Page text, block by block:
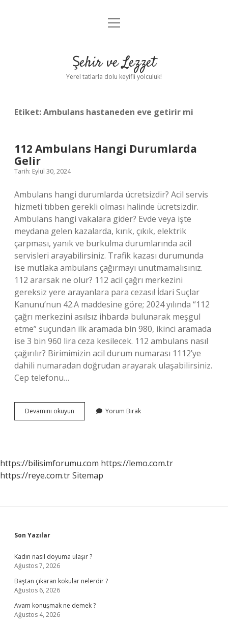
Anasayfa
Yasal Uyarı
menüyü
Şehir ve Lezzet
Yerel tatlarla dolu keyifli yolculuk!
Etiket:Ambulans hastaneden eve getirir mi
112 Ambulans Hangi Durumlarda
Gelir
Tarih: Eylül 30, 2024
Ambulans hangi durumlarda ücretsizdir? Acil servis
hizmeti tıbben gerekli olması halinde ücretsizdir.
Ambulans hangi vakalara gider? Evde veya işte
meydana gelen kazalarda, kırık, çıkık, elektrik
çarpması, yanık ve burkulma durumlarında acil
servisleri arayabilirsiniz. Trafik kazası durumunda
ise mutlaka ambulans çağırmayı unutmamalısınız.
112 ararsak ne olur? 112 acil çağrı merkezini
gereksiz yere arayanlara para cezası! İdari Suçlar
Kanunu’nun 42.A maddesine göre; 2024 yılında “112
çağrı merkezini asılsız ihbarda bulunarak meşgul
etme” suçundan ilk aramada bin 980, ikinci aramada
ise 3 bin 960 lira ceza kesilecek. 112 ambulans nasıl
çağırılır? Birimimizin acil durum numarası 1112’ye
dahili numaradan doğrudan arayarak ulaşabilirsiniz.
Cep telefonu…
Devamını okuyun
Ambulans
Yorum Bırak
https://bilisimforumu.com https://lemo.com.tr
https://reye.com.trSitemap
Sidebar
Son Yazılar
Kadın nasıl doyuma ulaşır ?
Ağustos 7, 2026
Baştan çıkaran kokular nelerdir ?
Ağustos 6, 2026
Avam konuşmak ne demek ?
Ağustos 4, 2026